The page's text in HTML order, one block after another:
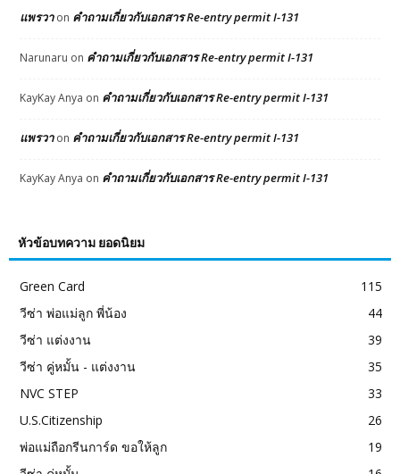
แพรวาon คำถามเกี่ยวกับเอกสาร Re-entry permit I-131
Narunaru on คำถามเกี่ยวกับเอกสาร Re-entry permit I-131
KayKay Anya on คำถามเกี่ยวกับเอกสาร Re-entry permit I-131
แพรวาon คำถามเกี่ยวกับเอกสาร Re-entry permit I-131
KayKay Anya on คำถามเกี่ยวกับเอกสาร Re-entry permit I-131
หัวข้อบทความ ยอดนิยม
Green Card
115
วีซ่า พ่อแม่ลูก พี่น้อง
44
วีซ่า แต่งงาน
39
วีซ่า คู่หมั้น - แต่งงาน
35
NVC STEP
33
U.S.Citizenship
26
พ่อแม่ถือกรีนการ์ด ขอให้ลูก
19